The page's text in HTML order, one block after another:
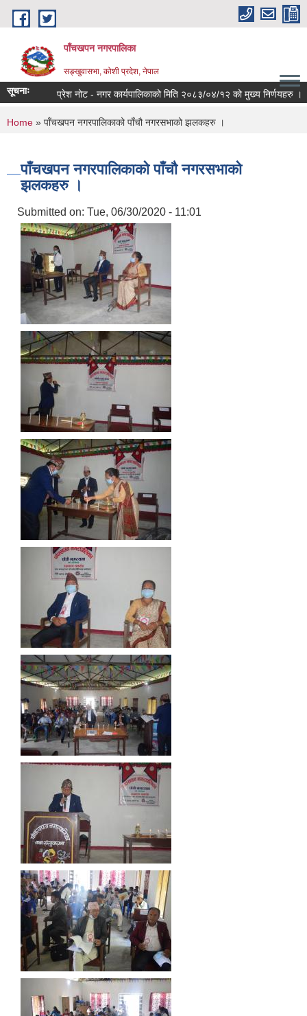
Skip to main content
पाँचखपन नगरपालिका
सङ्खु‍वासभा, कोशी प्रदेश, नेपाल
सूचनाः प्रेश नोट - नगर कार्यपालिकाको मिति २०८३/०४/१२ को मुख्य निर्णयहरु ।
You are here
Home » पाँचखपन नगरपालिकाको पाँचौ नगरसभाको झलकहरु ।
पाँचखपन नगरपालिकाको पाँचौ नगरसभाको
झलकहरु ।
Submitted on: Tue, 06/30/2020 - 11:01